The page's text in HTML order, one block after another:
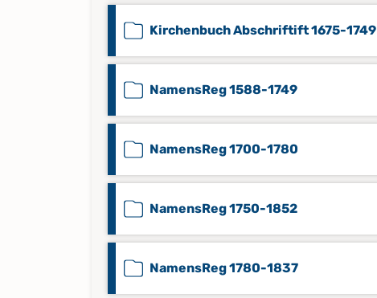
Kirchenbuch Abschriftift 1675-1749
NamensReg 1588-1749
NamensReg 1700-1780
NamensReg 1750-1852
NamensReg 1780-1837